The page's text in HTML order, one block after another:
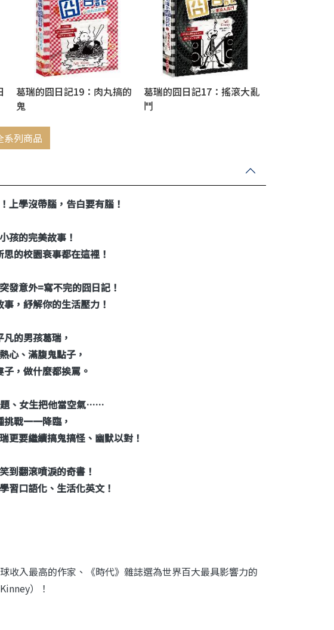
葛瑞的囧日記19：肉丸搞的
鬼
葛瑞的囧日記17：搖滾大亂
鬥
系列商品
上學沒帶腦，告白要有腦！
孩的完美故事！
的校園衰事都在這裡！
發意外=寫不完的囧日記！
，紓解你的生活壓力！
的男孩葛瑞，
心、滿腹鬼點子，
，做什麼都挨罵。
、女生把他當空氣……
戰一一降臨，
更要繼續搞鬼搞怪、幽默以對！
到翻滾噴淚的奇書！
習口語化、生活化英文！
入最高的作家、《時代》雜誌選為世界百大最具影響力的
）！